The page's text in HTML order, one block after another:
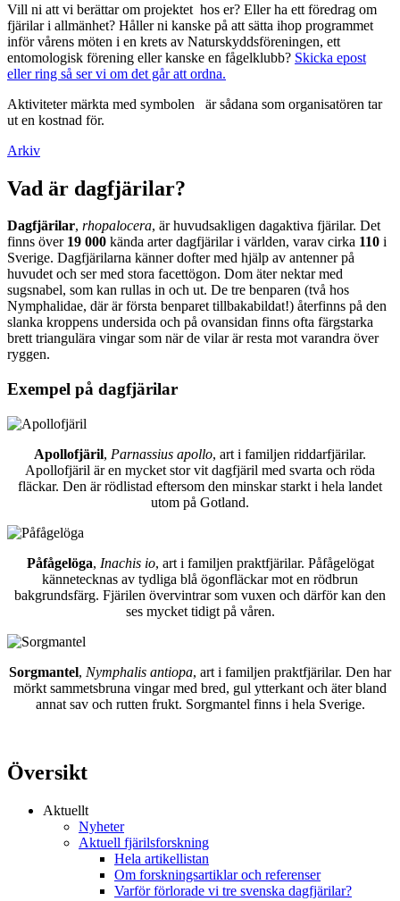
Vill ni att vi berättar om projektet hos er? Eller ha ett föredrag om
fjärilar i allmänhet? Håller ni kanske på att sätta ihop programmet
inför vårens möten i en krets av Naturskyddsföreningen, ett
entomologisk förening eller kanske en fågelklubb? Skicka epost
eller ring så ser vi om det går att ordna.
Aktiviteter märkta med symbolen
är sådana som organisatören tar
ut en kostnad för.
Arkiv
Vad är dagfjärilar?
Dagfjärilar, rhopalocera, är huvudsakligen dagaktiva fjärilar. Det
finns över 19 000 kända arter dagfjärilar i världen, varav cirka 110 i
Sverige. Dagfjärilarna känner dofter med hjälp av antenner på
huvudet och ser med stora facettögon. Dom äter nektar med
sugsnabel, som kan rullas in och ut. De tre benparen (två hos
Nymphalidae, där är första benparet tillbakabildat!) återfinns på den
slanka kroppens undersida och på ovansidan finns ofta färgstarka
brett triangulära vingar som när de vilar är resta mot varandra över
ryggen.
Exempel på dagfjärilar
Apollofjäril, Parnassius apollo, art i familjen riddarfjärilar.
Apollofjäril är en mycket stor vit dagfjäril med svarta och röda
fläckar. Den är rödlistad eftersom den minskar starkt i hela landet
utom på Gotland.
Påfågelöga, Inachis io, art i familjen praktfjärilar. Påfågelögat
kännetecknas av tydliga blå ögonfläckar mot en rödbrun
bakgrundsfärg. Fjärilen övervintrar som vuxen och därför kan den
ses mycket tidigt på våren.
Sorgmantel, Nymphalis antiopa, art i familjen praktfjärilar. Den har
mörkt sammetsbruna vingar med bred, gul ytterkant och äter bland
annat sav och rutten frukt. Sorgmantel finns i hela Sverige.
Översikt
Aktuellt
Nyheter
Aktuell fjärilsforskning
Hela artikellistan
Om forskningsartiklar och referenser
Varför förlorade vi tre svenska dagfjärilar?